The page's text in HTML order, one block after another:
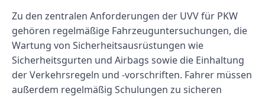
Zu den zentralen Anforderungen der UVV für PKW
gehören regelmäßige Fahrzeuguntersuchungen, die
Wartung von Sicherheitsausrüstungen wie
Sicherheitsgurten und Airbags sowie die Einhaltung
der Verkehrsregeln und -vorschriften. Fahrer müssen
außerdem regelmäßig Schulungen zu sicheren